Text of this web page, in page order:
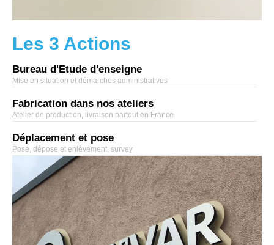
Les 3 Actions
Bureau d'Etude d'enseigne
Mise en situation et démarches administratives
Fabrication dans nos ateliers
Atelier de production, livraison partout en France
Déplacement et pose
Pose, dépose et enlèvement, survey